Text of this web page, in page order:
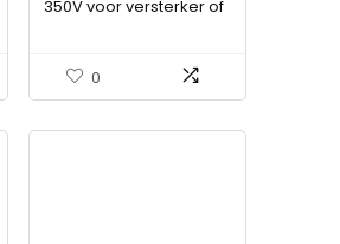
350V voor versterker of
0